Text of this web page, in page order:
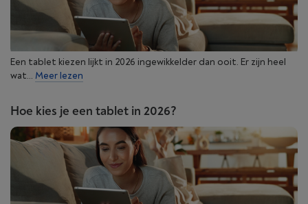
Een tablet kiezen lijkt in 2026 ingewikkelder dan ooit. Er zijn heel
wat... Meer lezen
Hoe kies je een tablet in 2026?